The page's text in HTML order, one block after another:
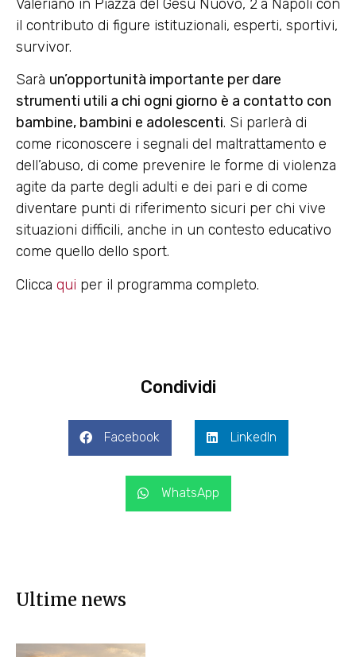
Valeriano in Piazza del Gesù Nuovo, 2 a Napoli con
il contributo di figure istituzionali, esperti, sportivi,
survivor.
Sarà un’opportunità importante per dare
strumenti utili a chi ogni giorno è a contatto con
bambine, bambini e adolescenti. Si parlerà di
come riconoscere i segnali del maltrattamento e
dell’abuso, di come prevenire le forme di violenza
agite da parte degli adulti e dei pari e di come
diventare punti di riferimento sicuri per chi vive
situazioni difficili, anche in un contesto educativo
come quello dello sport.
Clicca qui per il programma completo.
Condividi
Facebook LinkedIn
WhatsApp
Ultime news